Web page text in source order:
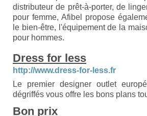
distributeur de prêt-à-porter, de
pour femme, Afibel propose
le bien-être, l'équipement de la
pour hommes.
Dress for less
http://www.dress-for-less.fr
Le premier designer outlet
dégriffés vous offre les bons plans
Bon prix